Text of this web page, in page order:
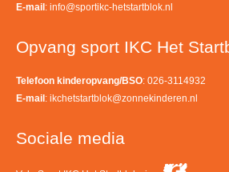
E-mail : info@sportikc-hetstartblok.nl
Opvang sport IKC Het
Telefoon kinderopvang/BSO: 026-3114932
E-mail : ikchetstartblok@zonnekinderen.nl
Sociale media